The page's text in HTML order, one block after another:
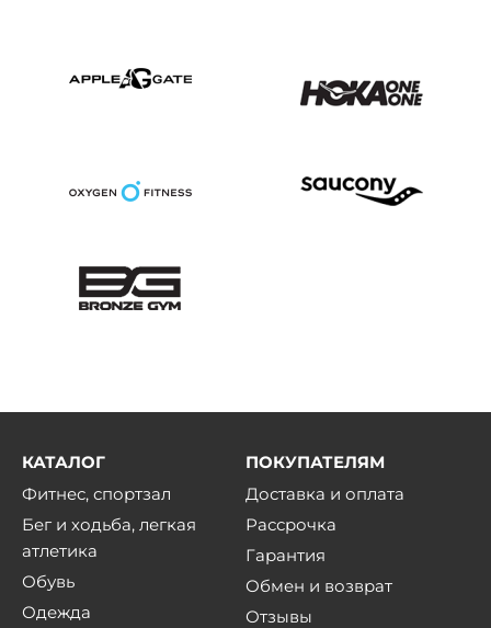
КАТАЛОГ
Фитнес, спортзал
Бег и ходьба, легкая
атлетика
Обувь
Одежда
ПОКУПАТЕЛЯМ
Доставка и оплата
Рассрочка
Гарантия
Обмен и возврат
Отзывы